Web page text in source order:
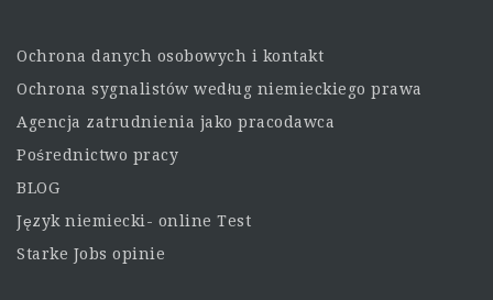
Ochrona danych osobowych i kontakt
Ochrona sygnalistów według niemieckiego prawa
Agencja zatrudnienia jako pracodawca
Pośrednictwo pracy
BLOG
Język niemiecki- online Test
Starke Jobs opinie